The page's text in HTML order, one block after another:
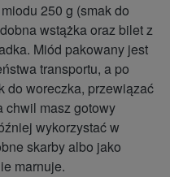
250 g (smak do
wstążka oraz bilet z
Miód pakowany jest
transportu, a po
do woreczka, przewiązać
chwil masz gotowy
wykorzystać w
skarby albo jako
marnuje.